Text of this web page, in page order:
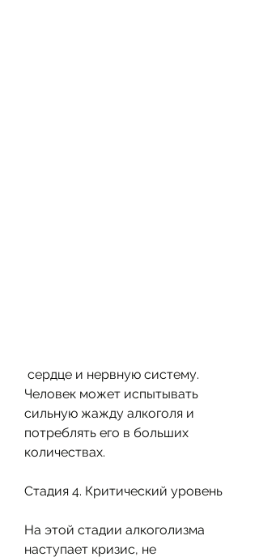
Человек может испытывать
сильную жажду алкоголя и
потреблять его в больших
количествах.
Стадия 4. Критический уровень
На этой стадии алкоголизма
наступает кризис, не